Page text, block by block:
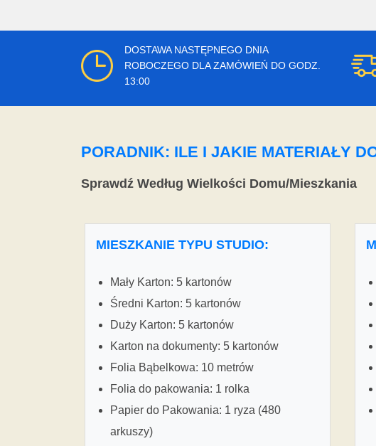
DOSTAWA NASTĘPNEGO DNIA
ROBOCZEGO DLA ZAMÓWIEŃ DO GODZ.
13:00
PORADNIK: ILE I JAKIE MATERIAŁY
Sprawdź Według Wielkości Domu/Mieszkania
MIESZKANIE TYPU STUDIO:
Mały Karton: 5 kartonów
Średni Karton: 5 kartonów
Duży Karton: 5 kartonów
Karton na dokumenty: 5 kartonów
Folia Bąbelkowa: 10 metrów
Folia do pakowania: 1 rolka
Papier do Pakowania: 1 ryza (480
arkuszy)